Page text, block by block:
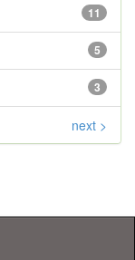
11
5
3
next >